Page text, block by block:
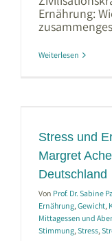
Ernährung:
Weiterlesen
Stress und
Margret
Deutschland
Von Prof. Dr. Sabine
Ernährung,Gewicht,
Mittagessen und
Stimmung,Stress,